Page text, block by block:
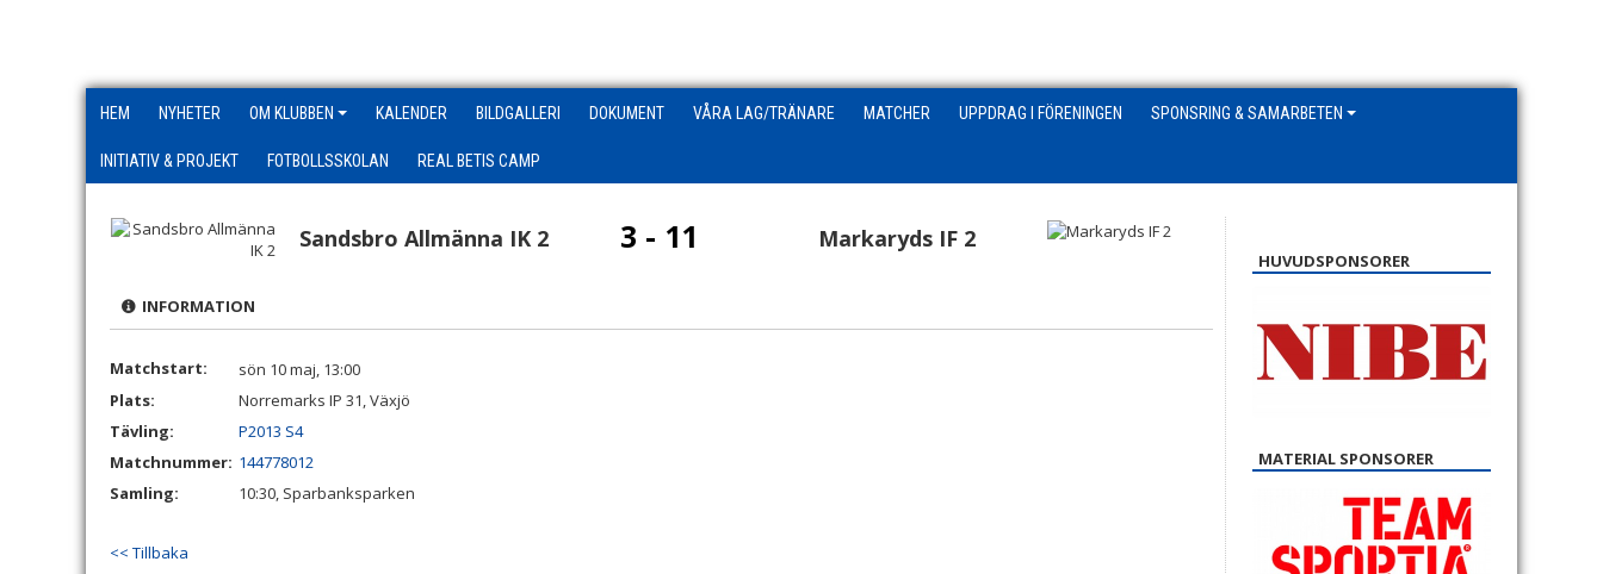
HEM NYHETER OM KLUBBEN KALENDER BILDGALLERI DOKUMENT VÅRA LAG/TRÄNARE MATCHER UPPDRAG I FÖRENINGEN SPONSRING & SAMARBETEN
INITIATIV & PROJEKT FOTBOLLSSKOLAN REAL BETIS CAMP
Sandsbro Allmänna IK 2 3 - 11 Markaryds IF 2
INFORMATION
Matchstart:
sön 10 maj, 13:00
Plats:
Norremarks IP 31, Växjö
Tävling:
P2013 S4
Matchnummer: 144778012
Samling:
10:30, Sparbanksparken
<< Tillbaka
HUVUDSPONSORER
MATERIAL SPONSORER